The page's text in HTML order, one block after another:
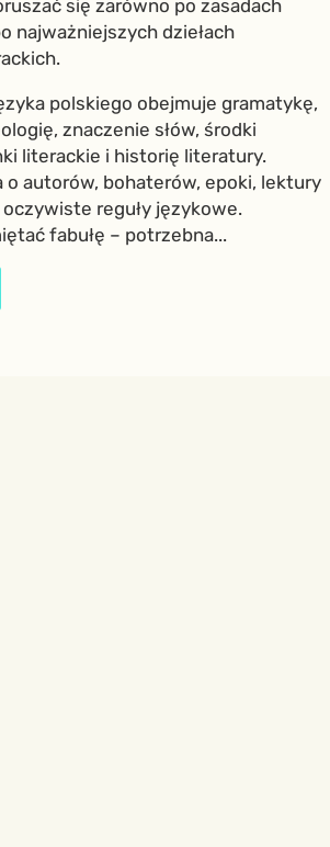
się zarówno po zasadach
najważniejszych dziełach
polskiego obejmuje gramatykę,
znaczenie słów, środki
literackie i historię literatury.
o autorów, bohaterów, epoki, lektury
reguły językowe.
fabułę – potrzebna...